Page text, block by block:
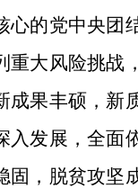
的党中央团
重大风险挑战
果丰硕，新
发展，全面
固，脱贫攻坚